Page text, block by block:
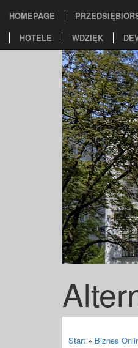
HOMEPAGE
HOTELE
WDZIĘK
Start » Biznes